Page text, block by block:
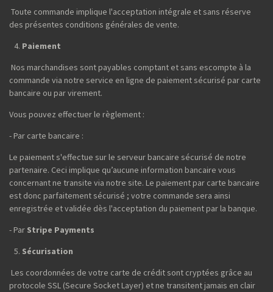
Toute commande implique l'acceptation intégrale et sans réserve
des présentes conditions générales de vente.
Paiement
Nos marchandises sont payables comptant et sans escompte à la
commande via notre service en ligne de paiement sécurisé par carte
bancaire ou par virement.
Vous pouvez effectuer le règlement :
- Par carte bancaire :
Le paiement s'effectue sur le serveur bancaire sécurisé de notre
partenaire. Ceci implique qu’aucune information bancaire vous
concernant ne transite via notre site. Le paiement par carte bancaire
est donc parfaitement sécurisé ; votre commande sera ainsi
enregistrée et validée dès l'acceptation du paiement par la banque.
- Par Stripe Payments
Sécurisation
Les coordonnées de votre carte de crédit sont cryptées grâce au
protocole SSL (Secure Socket Layer) et ne transitent jamais en clair